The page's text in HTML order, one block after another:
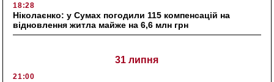
18:28
Ніколаєнко: у Сумах погодили 115 компенсацій на
відновлення житла майже на 6,6 млн грн
31 липня
21:00